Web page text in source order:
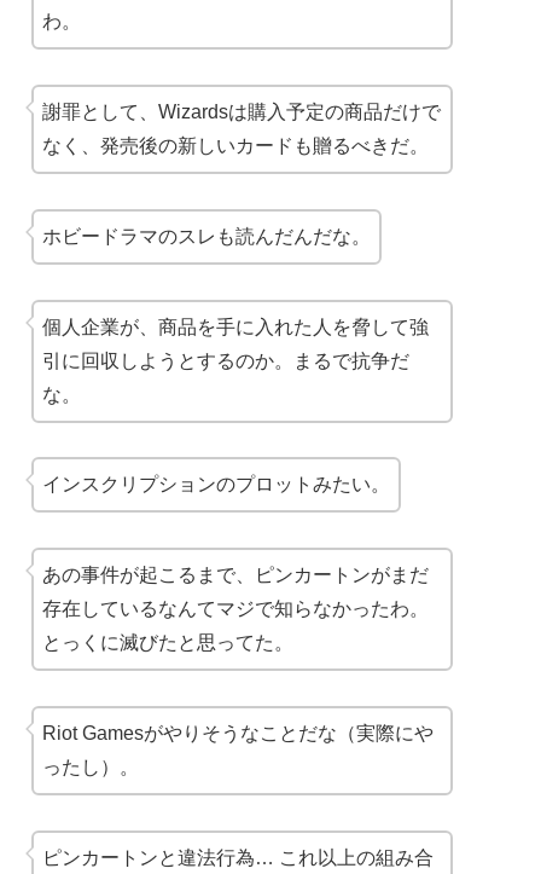
わ。
謝罪として、Wizardsは購入予定の商品だけで
なく、発売後の新しいカードも贈るべきだ。
ホビードラマのスレも読んだんだな。
個人企業が、商品を手に入れた人を脅して強
引に回収しようとするのか。まるで抗争だ
な。
インスクリプションのプロットみたい。
あの事件が起こるまで、ピンカートンがまだ
存在しているなんてマジで知らなかったわ。
とっくに滅びたと思ってた。
Riot Gamesがやりそうなことだな（実際にや
ったし）。
ピンカートンと違法行為… これ以上の組み合